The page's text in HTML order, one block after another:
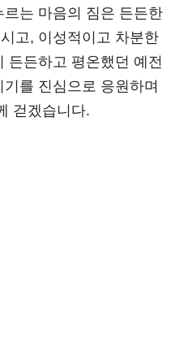
는 마음의 짐은 든든한
고, 이성적이고 차분한
든든하고 평온했던 예전
를 진심으로 응원하며
걷겠습니다.